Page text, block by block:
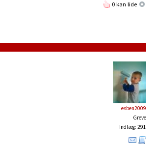
0 kan lide
esben2009
Greve
Indlæg: 291